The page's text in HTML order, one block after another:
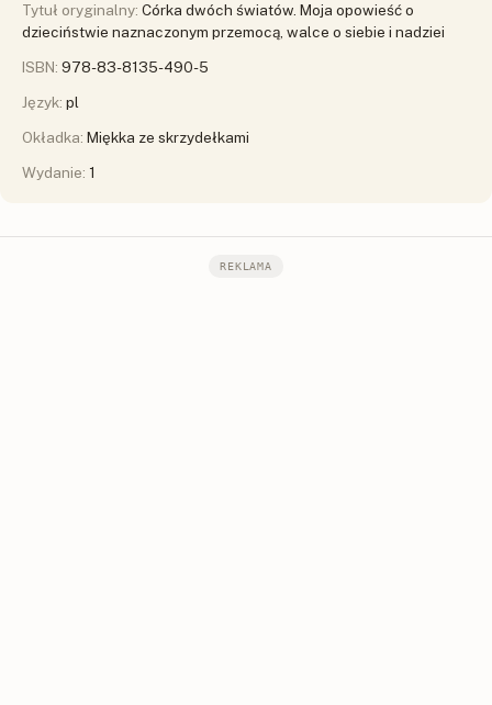
Tytuł oryginalny: Córka dwóch światów. Moja opowieść o
dzieciństwie naznaczonym przemocą, walce o siebie i nadziei
ISBN: 978-83-8135-490-5
Język: pl
Okładka: Miękka ze skrzydełkami
Wydanie: 1
REKLAMA